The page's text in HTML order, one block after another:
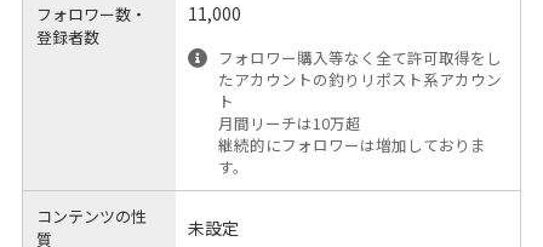
フォロワー数・
登録者数
11,000
フォロワー購入等なく全て許可取得をし
たアカウントの釣りリポスト系アカウン
ト
月間リーチは10万超
継続的にフォロワーは増加しておりま
す。
コンテンツの性
質
未設定